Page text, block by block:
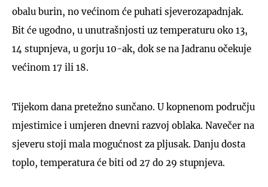
obalu burin, no većinom će puhati sjeverozapadnjak.
Bit će ugodno, u unutrašnjosti uz temperaturu oko 13,
14 stupnjeva, u gorju 10-ak, dok se na Jadranu očekuje
većinom 17 ili 18.
Tijekom dana pretežno sunčano. U kopnenom području
mjestimice i umjeren dnevni razvoj oblaka. Navečer na
sjeveru stoji mala mogućnost za pljusak. Danju dosta
toplo, temperatura će biti od 27 do 29 stupnjeva.